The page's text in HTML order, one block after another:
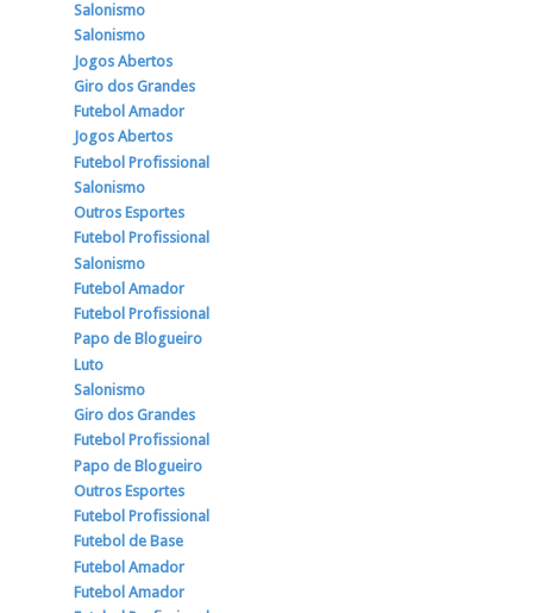
Salonismo
Salonismo
Jogos Abertos
Giro dos Grandes
Futebol Amador
Jogos Abertos
Futebol Profissional
Salonismo
Outros Esportes
Futebol Profissional
Salonismo
Futebol Amador
Futebol Profissional
Papo de Blogueiro
Luto
Salonismo
Giro dos Grandes
Futebol Profissional
Papo de Blogueiro
Outros Esportes
Futebol Profissional
Futebol de Base
Futebol Amador
Futebol Amador